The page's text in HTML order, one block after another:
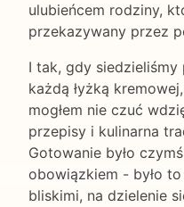
ulubieńcem rodziny,
przekazywany przez
I tak, gdy
każdą łyżką
mogłem nie czuć
przepisy i kulinarna
Gotowanie było
obowiązkiem - było to
bliskimi, na dzielenie